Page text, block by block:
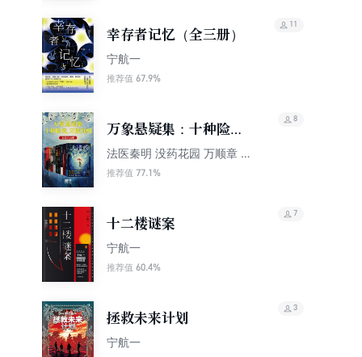
幸存者记忆（全三册）
宁航一
推荐值 67.9%
11
万象悬疑集：十种险
境，万般真相（套装10
册）
法医秦明 没药花园 万顺章 刘
红砖 小郭嘉 张国岩 宁航一
推荐值 77.1%
8
十二楼谜案
宁航一
推荐值 60.4%
7
拯救未来计划
宁航一
3